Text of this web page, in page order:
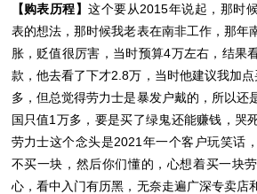
【购表历程】这个要从2015年说起，那时
表的想法，那时候我老表在南非工作，那年
胀，贬值很厉害，当时预算4万左右，结果
款，他去看了下才2.8万，当时他建议我加
多，但总觉得劳力士是暴发户戴的，所以还
国只值1万多，要是买了绿鬼还能赚钱，哭
劳力士这个念头是2021年一个客户玩笑话
不买一块，然后你们懂的，心想着买一块
心，看中入门有历黑，无奈走遍广深专卖店